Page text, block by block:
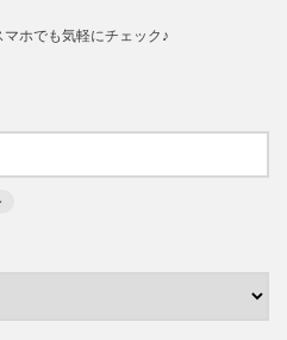
ホでも気軽にチェック♪